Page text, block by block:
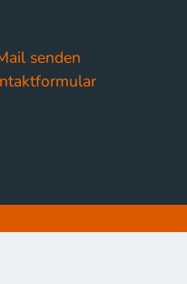
senden